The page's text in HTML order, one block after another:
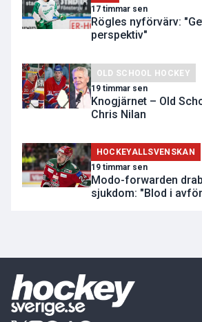
17 timmar sen
Rögles nyförvärv:
perspektiv"
OLD SCHOOL HOCKEY
19 timmar sen
Knogjärnet – Old
Chris Nilan
HOCKEYALLSVENSKAN
19 timmar sen
Modo-forwarden
sjukdom: "Blod i